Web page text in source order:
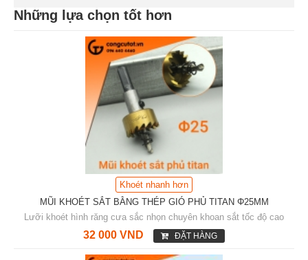
Những lựa chọn tốt hơn
Khoét nhanh hơn
MŨI KHOÉT SẮT BẰNG THÉP GIÓ PHỦ TITAN Φ25MM
Lưỡi khoét hình răng cưa sắc nhọn chuyên khoan sắt tốc độ cao
32 000 VND ĐẶT HÀNG